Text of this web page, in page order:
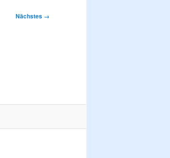
Nächstes →